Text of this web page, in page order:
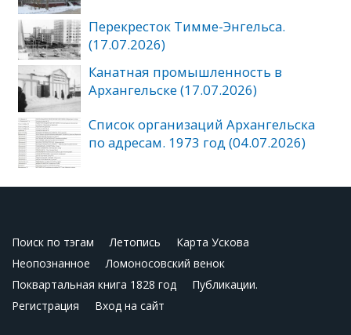
Перекресток Тимме-Энгельса.
(17.07.2026)
Канатная промышленность в
Архангельске (17.07.2026)
Список организаций Архангельска
по адресам. 1973 год (04.07.2026)
Поиск по тэгам Летопись
Карта Ускова
Неопознанное
Ломоносовский венок
Поквартальная книга 1828 год
Публикации.
Регистрация
Вход на сайт